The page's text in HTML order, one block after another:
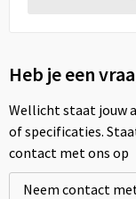
Heb je een
Wellicht staat jouw
of specificaties.
contact met ons op
Neem contact